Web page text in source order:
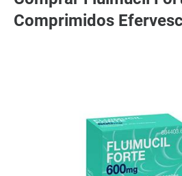
Comprimidos